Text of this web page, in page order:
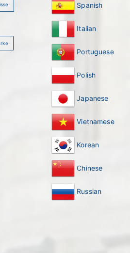
Spanish
Italian
Portuguese
Polish
Japanese
Vietnamese
Korean
Chinese
Russian